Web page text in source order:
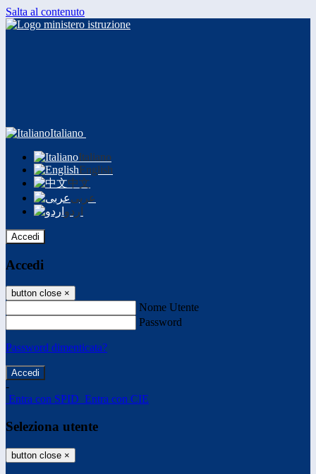
Salta al contenuto
Italiano
Italiano
English
中文
عربى
اردو
Accedi
Accedi
button close ×
Nome Utente
Password
Password dimenticata?
-
Entra con SPID Entra con CIE
Seleziona utente
button close ×